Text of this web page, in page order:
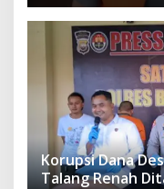
Korupsi Dana
Talang Renah